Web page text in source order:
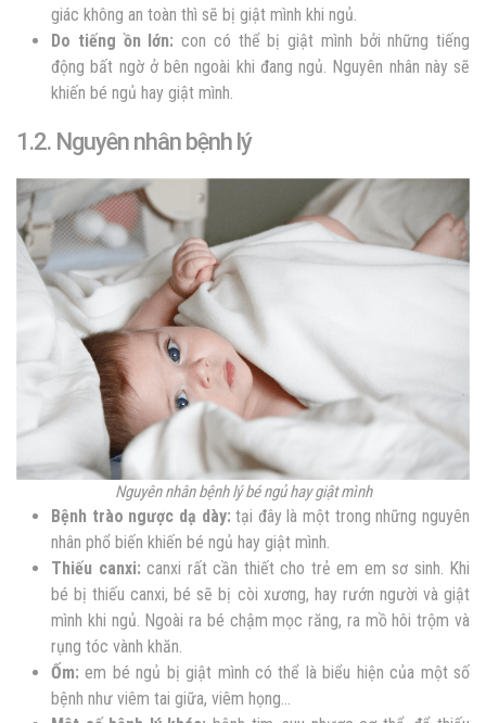
giác không an toàn thì sẽ bị giật mình khi ngủ.
Do tiếng ồn lớn: con có thể bị giật mình bởi những tiếng
động bất ngờ ở bên ngoài khi đang ngủ. Nguyên nhân này sẽ
khiến bé ngủ hay giật mình.
1.2. Nguyên nhân bệnh lý
Nguyên nhân bệnh lý bé ngủ hay giật mình
Bệnh trào ngược dạ dày: tại đây là một trong những nguyên
nhân phổ biến khiến bé ngủ hay giật mình.
Thiếu canxi: canxi rất cần thiết cho trẻ em em sơ sinh. Khi
bé bị thiếu canxi, bé sẽ bị còi xương, hay rướn người và giật
mình khi ngủ. Ngoài ra bé chậm mọc răng, ra mồ hôi trộm và
rụng tóc vành khăn.
Ốm: em bé ngủ bị giật mình có thể là biểu hiện của một số
bệnh như viêm tai giữa, viêm họng…